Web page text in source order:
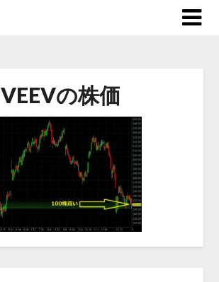
VEEVの株価